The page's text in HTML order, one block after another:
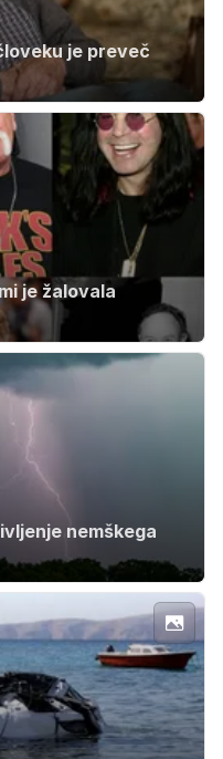
je preveč
je žalovala
nemškega